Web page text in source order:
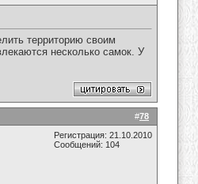
территорию своим
несколько самок. У
#78
Регистрация: 21.10.2010
Сообщений: 104